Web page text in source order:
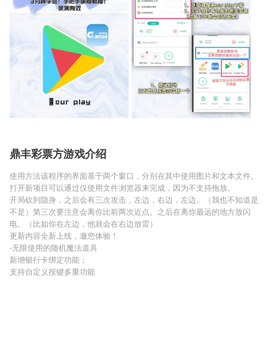
鼎丰彩票方游戏介绍
使用方法该程序的界面基于两个窗口，分别在其中使用图片和文本文件。
打开新项目可以通过仅使用文件浏览器来完成，因为不支持拖放。
开局砍到隐身，之后会有三次攻击，左边，右边，左边。（我也不知道是
不是）第三次要注意会离你比前两次近点。之后在离你最远的地方放闪
电。（比如你在左边，他就会在右边放雷）
更新内容全新上线，邀您体验！
-无限使用的随机魔法道具
新增银行卡绑定功能；
支持自定义按键多重功能